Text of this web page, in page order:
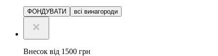
ФОНДУВАТИ всі винагороди
Внесок від 1500 грн